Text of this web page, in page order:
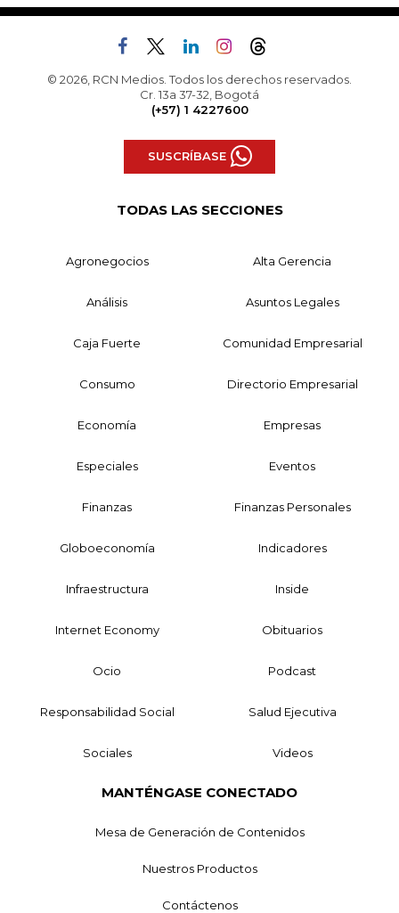
© 2026, RCN Medios. Todos los derechos reservados.
Cr. 13a 37-32, Bogotá
(+57) 1 4227600
SUSCRÍBASE
TODAS LAS SECCIONES
Agronegocios Alta Gerencia
Análisis Asuntos Legales
Caja Fuerte Comunidad Empresarial
Consumo Directorio Empresarial
Economía Empresas
Especiales Eventos
Finanzas Finanzas Personales
Globoeconomía Indicadores
Infraestructura Inside
Internet Economy Obituarios
Ocio Podcast
Responsabilidad Social Salud Ejecutiva
Sociales Videos
MANTÉNGASE CONECTADO
Mesa de Generación de Contenidos
Nuestros Productos
Contáctenos